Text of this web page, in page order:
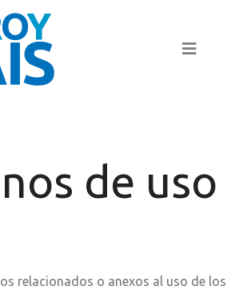
de uso
relacionados o anexos al uso de los